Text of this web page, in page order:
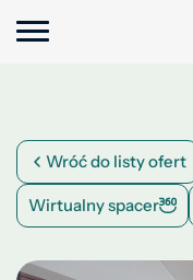
Wróć do listy ofert
Wirtualny spacer